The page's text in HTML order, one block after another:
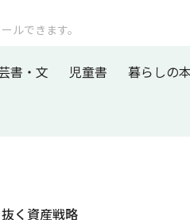
ルできます。
書・文
児童書 暮らしの
く資産戦略